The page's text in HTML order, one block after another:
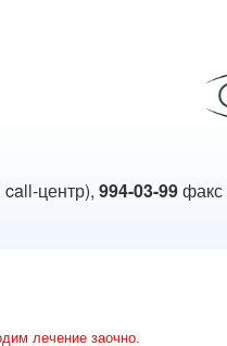
центр), 994-03-99факс
лечение заочно.